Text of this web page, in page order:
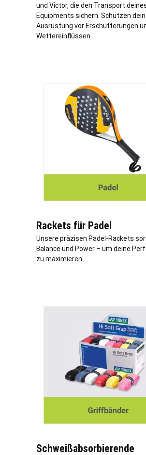
und Victor, die den Transport
Equipments sichern. Schützen
Ausrüstung vor Erschütterungen
Wettereinflüssen.
Rackets für Padel
Unsere präzisen Padel-Rackets
Balance und Power – um deine
zu maximieren.
Schweißabsorbierende